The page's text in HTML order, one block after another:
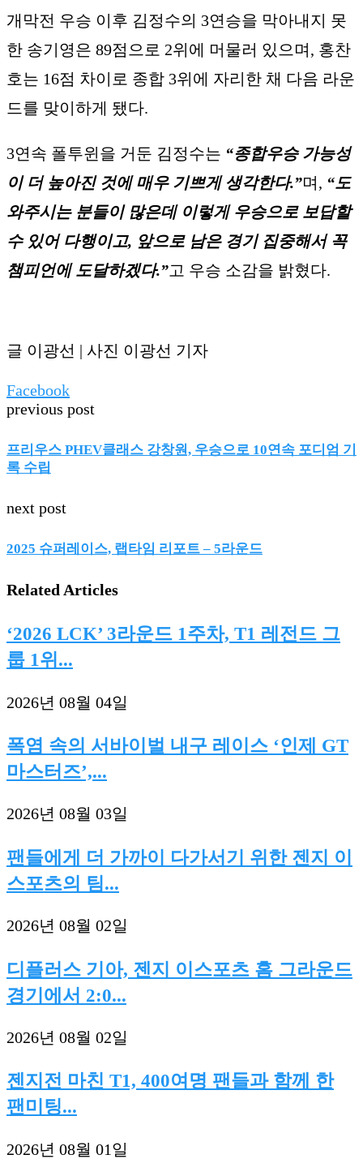
개막전 우승 이후 김정수의 3연승을 막아내지 못
한 송기영은 89점으로 2위에 머물러 있으며, 홍찬
호는 16점 차이로 종합 3위에 자리한 채 다음 라운
드를 맞이하게 됐다.
3연속 폴투윈을 거둔 김정수는 “종합우승 가능성
이 더 높아진 것에 매우 기쁘게 생각한다.”며, “도
와주시는 분들이 많은데 이렇게 우승으로 보답할
수 있어 다행이고, 앞으로 남은 경기 집중해서 꼭
챔피언에 도달하겠다.”고 우승 소감을 밝혔다.
글 이광선 | 사진 이광선 기자
Facebook
previous post
프리우스 PHEV클래스 강창원, 우승으로 10연속 포디엄 기
록 수립
next post
2025 슈퍼레이스, 랩타임 리포트 – 5라운드
Related Articles
‘2026 LCK’ 3라운드 1주차, T1 레전드 그
룹 1위...
2026년 08월 04일
폭염 속의 서바이벌 내구 레이스 ‘인제 GT
마스터즈’,...
2026년 08월 03일
팬들에게 더 가까이 다가서기 위한 젠지 이
스포츠의 팀...
2026년 08월 02일
디플러스 기아, 젠지 이스포츠 홈 그라운드
경기에서 2:0...
2026년 08월 02일
젠지전 마친 T1, 400여명 팬들과 함께 한
팬미팅...
2026년 08월 01일